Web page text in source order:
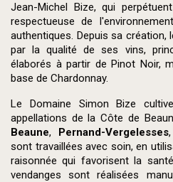
Jean-Michel Bize, qui
respectueuse de
authentiques. Depuis sa
par la qualité de ses vins,
élaborés à partir de Pinot Noir,
base de Chardonnay.
Le Domaine Simon Bize
appellations de la Côte de
Beaune, Pernand-Vergelesses
sont travaillées avec soin, en
raisonnée qui favorisent la
vendanges sont réalisées